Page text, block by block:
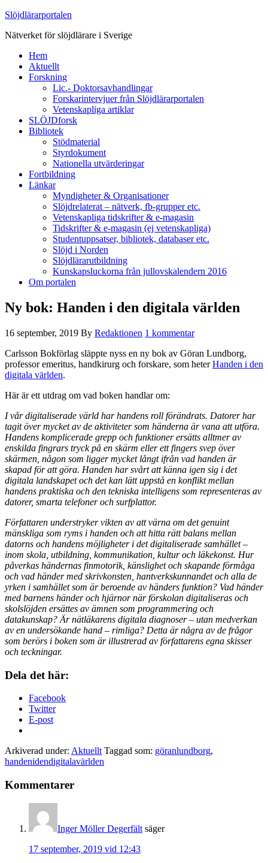
Slöjdlärarportalen
Nätverket för slöjdlärare i Sverige
Hem
Aktuellt
Forskning
Lic.- Doktorsavhandlingar
Forskarintervjuer från Slöjdlärarportalen
Vetenskapliga artiklar
SLÖJDforsk
Bibliotek
Stödmaterial
Styrdokument
Nationella utvärderingar
Fortbildning
Länkar
Myndigheter & Organisationer
Slöjdrelaterat – nätverk, fb-grupper etc.
Vetenskapliga tidskrifter & e-magasin
Tidskrifter & e-magasin (ej vetenskapliga)
Studentuppsatser, bibliotek, databaser etc.
Slöjd i Norden
Slöjdlärarutbildning
Kunskapsluckorna från jullovskalendern 2016
Om portalen
Ny bok: Handen i den digitala världen
16 september, 2019 By Redaktionen 1 kommentar
Carlsson Bokförlag släppte nyss en ny bok av Göran Lundborg,
professor emeritus, handkirurg och forskare, som heterHanden i den
digitala världen.
Här är ett utdrag om vad boken handlar om:
I vår digitaliserade värld har handens roll förändrats. Datorer har
tagit över mycket av de aktiviteter som händerna är vana att utföra.
Handens komplicerade grepp och funktioner ersätts alltmer av
enskilda fingrars tryck på en skärm eller ett fingers svep över
skärmen, någon som ligger mycket långt ifrån vad handen är
skapad för att göra. Handen har svårt att känna igen sig i det
digitala landskapet och det kan lätt uppstå en konflikt mellan
handens praktiska och den tekniska intelligens som representeras av
datorer, smarta telefoner och surfplattor.
Författaren understryker vikten av att värna om det genuint
mänskliga som ryms i handen och att hitta rätt balans mellan
datorns och handens möjligheter i det digitaliserade samhället –
inom skola, utbildning, kommunikation, kultur och läkekonst. Hur
påverkas händernas finmotorik, känslighet och skapande förmåga
och vad händer med skrivkonsten, hantverkskunnandet och alla de
yrken i samhället som är beroende av händers funktion? Vad händer
med barnens händer och hjärnor när förskolan digitaliseras och
skolslöjden ersättes av ämnen som programmering och
datakunskap? Är nätläkarens digitala diagnoser – utan medverkan
av en undersökande hand – rimliga? Detta är några av de frågor
som berörs i boken som är illustrerad av författarens egna skisser
och teckningar.
Dela det här:
Facebook
Twitter
E-post
Arkiverad under: Aktuellt Taggad som: göranlundborg,
handenidendigitalavärlden
Kommentarer
Inger Möller Degerfält säger
17 september, 2019 vid 12:43